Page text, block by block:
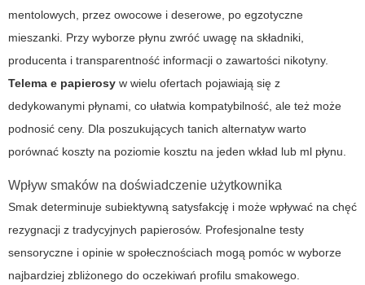
mentolowych, przez owocowe i deserowe, po egzotyczne
mieszanki. Przy wyborze płynu zwróć uwagę na składniki,
producenta i transparentność informacji o zawartości nikotyny.
Telema e papierosy w wielu ofertach pojawiają się z
dedykowanymi płynami, co ułatwia kompatybilność, ale też może
podnosić ceny. Dla poszukujących tanich alternatyw warto
porównać koszty na poziomie kosztu na jeden wkład lub ml płynu.
Wpływ smaków na doświadczenie użytkownika
Smak determinuje subiektywną satysfakcję i może wpływać na chęć
rezygnacji z tradycyjnych papierosów. Profesjonalne testy
sensoryczne i opinie w społecznościach mogą pomóc w wyborze
najbardziej zbliżonego do oczekiwań profilu smakowego.